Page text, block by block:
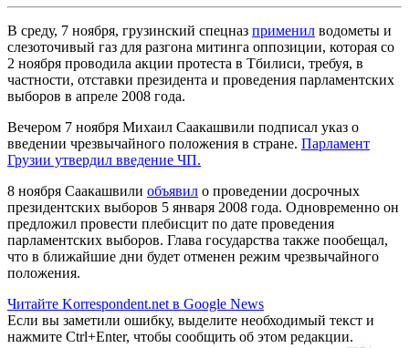
В среду, 7 ноября, грузинский спецназ применил водометы и
слезоточивый газ для разгона митинга оппозиции, которая со
2 ноября проводила акции протеста в Тбилиси, требуя, в
частности, отставки президента и проведения парламентских
выборов в апреле 2008 года.
Вечером 7 ноября Михаил Саакашвили подписал указ о
введении чрезвычайного положения в стране. Парламент
Грузии утвердил введение ЧП.
8 ноября Саакашвили объявил о проведении досрочных
президентских выборов 5 января 2008 года. Одновременно он
предложил провести плебисцит по дате проведения
парламентских выборов. Глава государства также пообещал,
что в ближайшие дни будет отменен режим чрезвычайного
положения.
Читайте Korrespondent.net в Google News
Если вы заметили ошибку, выделите необходимый текст и
нажмите Ctrl+Enter, чтобы сообщить об этом редакции.